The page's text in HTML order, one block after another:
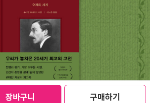
장바구니 구매하기
에서 성취되는 어떤 일(태어나다, 자다, 자고
다 등)을 성취한다. 그리고 그 주어는 바로 자
과정의 내부에 있다. 107p'있다(존재하
'가다'나 '흐르다'와 마찬가지로 주체의 관여
지 않는 과정인 것이다. 108p4. 능동태와 수
'당하다'의 대립으로서, 의지 개념을 강하게 상
을 들임으로써 이를 상대화할 수 있는데, 능동
는 않은 듯싶다.23 주체가 없는 묘사...세잔
. 정녕 다른 길들은 없는가. 갇히 문학과 영화
은 여기저기 있겠지. 살피지 못하는 건, 기존
비가 툭 떨어질 것 같은 하늘이다.4. 볕뉘.막
꺼리가 무척 많다. 잇기로 한다. 16:08